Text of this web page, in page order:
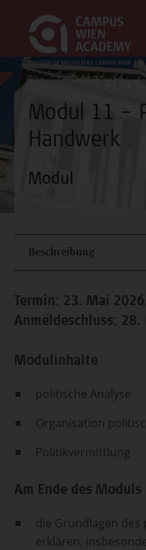
Modul 11 –
Handwerk
Modul
Beschreibung
Termin: 23. Mai
Anmeldeschluss: 28.
Modulinhalte
politische Analyse
Organisation
Politikvermittlung
Am Ende des
die Grundlagen des
erklären,